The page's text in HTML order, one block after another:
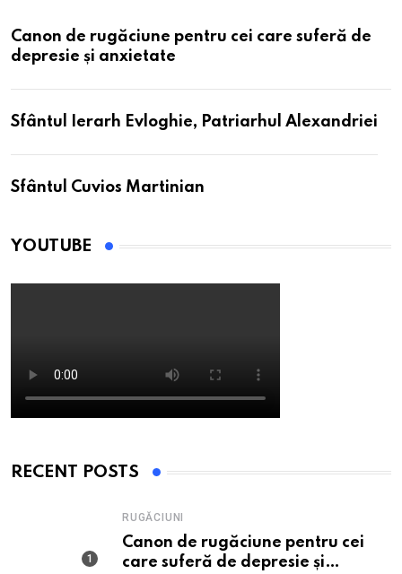
Canon de rugăciune pentru cei care suferă de
depresie și anxietate
Sfântul Ierarh Evloghie, Patriarhul Alexandriei
Sfântul Cuvios Martinian
YOUTUBE
RECENT POSTS
RUGĂCIUNI
Canon de rugăciune pentru cei
care suferă de depresie și